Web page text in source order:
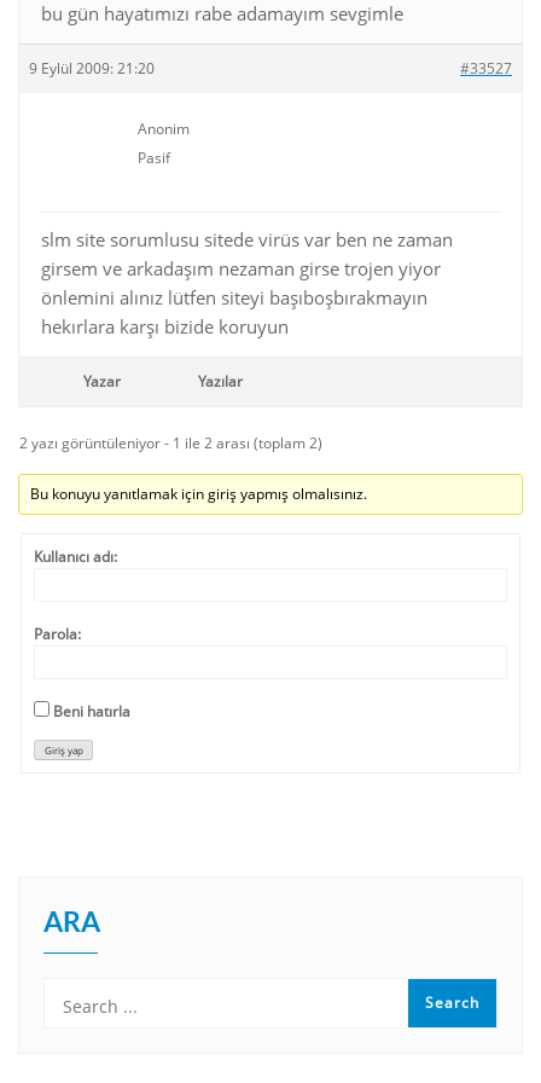
bu gün hayatımızı rabe adamayım sevgimle
9 Eylül 2009: 21:20 #33527
Anonim
Pasif
slm site sorumlusu sitede virüs var ben ne zaman
girsem ve arkadaşım nezaman girse trojen yiyor
önlemini alınız lütfen siteyi başıboşbırakmayın
hekırlara karşı bizide koruyun
Yazar Yazılar
2 yazı görüntüleniyor - 1 ile 2 arası (toplam 2)
Bu konuyu yanıtlamak için giriş yapmış olmalısınız.
Kullanıcı adı:
Parola:
Beni hatırla
Giriş yap
ARA